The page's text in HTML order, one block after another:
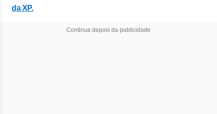
da XP.
Continua depois da publicidade